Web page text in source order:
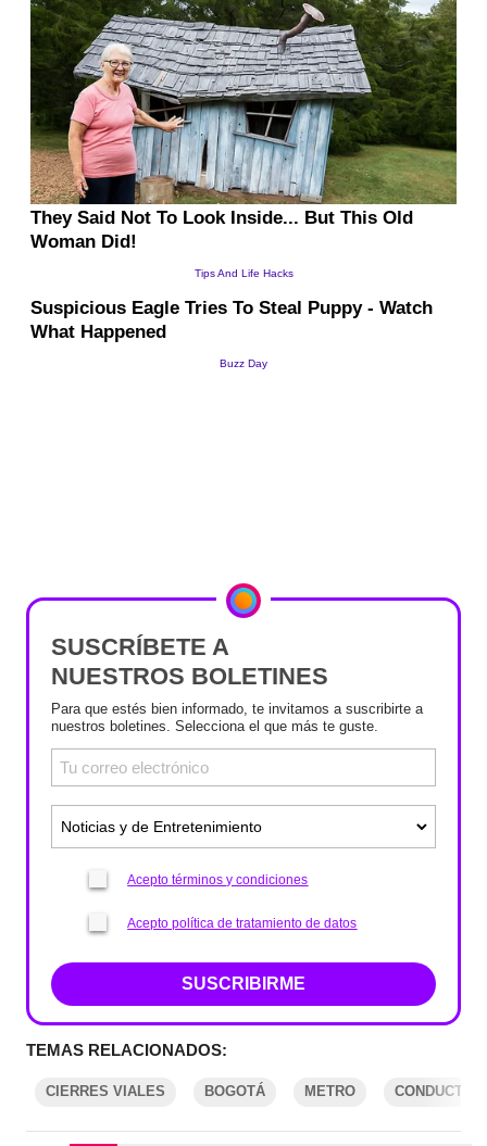
SUSCRÍBETE A
NUESTROS BOLETINES
Para que estés bien informado, te invitamos a suscribirte a
nuestros boletines. Selecciona el que más te guste.
Acepto términos y condiciones
Acepto política de tratamiento de datos
SUSCRIBIRME
TEMAS RELACIONADOS:
CIERRES VIALES BOGOTÁ METRO